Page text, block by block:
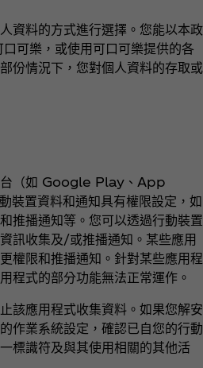
資料的方式進行選擇。您能以本政
可樂，或使用可口可樂提供的各
份情況下，您對個人資料的存取或
台（如 Google Play、App
裝置資料和通知具有權限設定，如
推播通知等。您可以透過行動裝置
訊收集及/或推播通知。某些應用
權限和推播通知。針對某些應用程
程式的部分功能無法正常運作。
該應用程式收集資料。如果您解安
作業系統設定，確認已自您的行動
標識符及與其使用相關的其他活